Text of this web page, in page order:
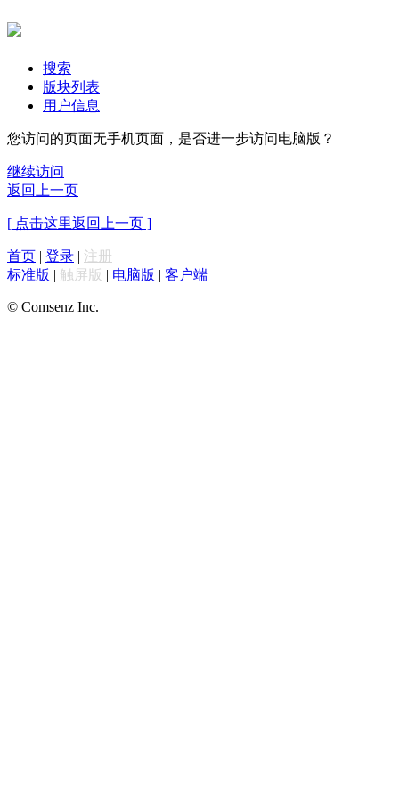
搜索
版块列表
用户信息
您访问的页面无手机页面，是否进一步访问电脑版？
继续访问
返回上一页
[ 点击这里返回上一页 ]
首页 | 登录 | 注册
标准版 | 触屏版 | 电脑版 | 客户端
© Comsenz Inc.